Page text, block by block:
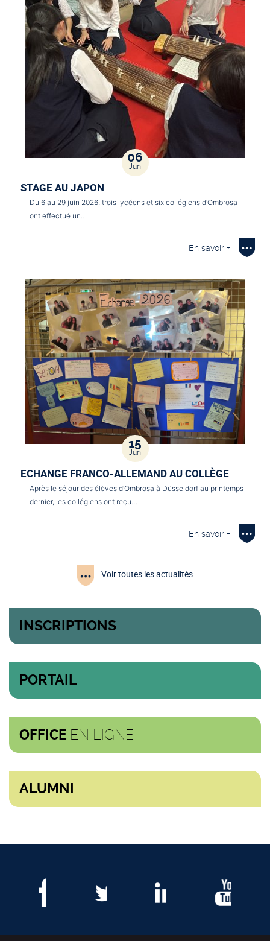
06
Jun
STAGE AU JAPON
Du 6 au 29 juin 2026, trois lycéens et six collégiens d’Ombrosa
ont effectué un…
En savoir +
15
Jun
ECHANGE FRANCO-ALLEMAND AU COLLÈGE
Après le séjour des élèves d’Ombrosa à Düsseldorf au printemps
dernier, les collégiens ont reçu…
En savoir +
Voir toutes les actualités
INSCRIPTIONS
PORTAIL
OFFICE EN LIGNE
ALUMNI